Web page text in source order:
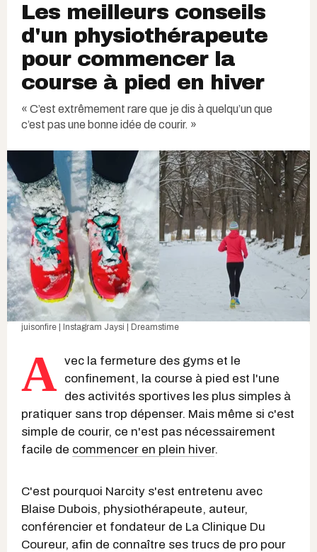
Les meilleurs conseils
d'un physiothérapeute
pour commencer la
course à pied en hiver
« C’est extrêmement rare que je dis à quelqu’un que
c’est pas une bonne idée de courir. »
juisonfire | Instagram Jaysi | Dreamstime
A vec la fermeture des gyms et le
confinement, la course à pied est l'une
des activités sportives les plus simples à
pratiquer sans trop dépenser. Mais même si c'est
simple de courir, ce n'est pas nécessairement
facile de commencer en plein hiver.
C'est pourquoi Narcity s'est entretenu avec
Blaise Dubois, physiothérapeute, auteur,
conférencier et fondateur de La Clinique Du
Coureur, afin de connaître ses trucs de pro pour